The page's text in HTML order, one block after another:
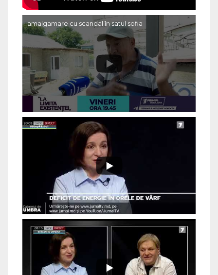
amalgamare cu scandal în satul sofia